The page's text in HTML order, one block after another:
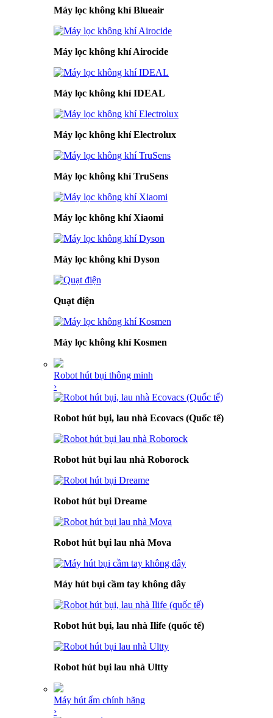
Máy lọc không khí Blueair
Máy lọc không khí Airocide
Máy lọc không khí IDEAL
Máy lọc không khí Electrolux
Máy lọc không khí TruSens
Máy lọc không khí Xiaomi
Máy lọc không khí Dyson
Quạt điện
Máy lọc không khí Kosmen
Robot hút bụi thông minh
›
Robot hút bụi, lau nhà Ecovacs (Quốc tế)
Robot hút bụi lau nhà Roborock
Robot hút bụi Dreame
Robot hút bụi lau nhà Mova
Máy hút bụi cầm tay không dây
Robot hút bụi, lau nhà Ilife (quốc tế)
Robot hút bụi lau nhà Ultty
Máy hút ẩm chính hãng
›